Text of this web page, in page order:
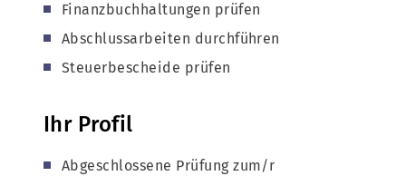
Finanzbuchhaltungen prüfen
Abschlussarbeiten durchführen
Steuerbescheide prüfen
Ihr Profil
Abgeschlossene Prüfung zum/r